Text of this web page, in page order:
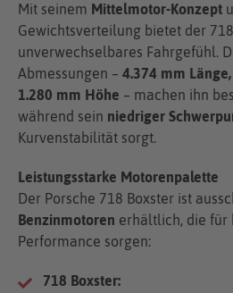
Mit seinem Mittelmotor-Konzept
Gewichtsverteilung bietet der
unverwechselbares Fahrgefühl.
Abmessungen – 4.374 mm
1.280 mm Höhe – machen ihn
während sein niedriger
Kurvenstabilität sorgt.
Leistungsstarke Motorenpalette
Der Porsche 718 Boxster ist
Benzinmotoren erhältlich, die für
Performance sorgen:
718 Boxster: